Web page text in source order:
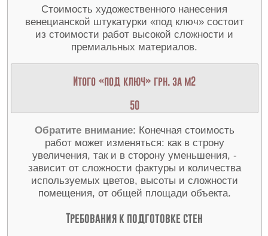
Стоимость художественного нанесения
венецианской штукатурки «под ключ» состоит
из стоимости работ высокой сложности и
премиальных материалов.
Итого «под ключ» грн. за м2
50
Обратите внимание: Конечная стоимость
работ может изменяться: как в строну
увеличения, так и в сторону уменьшения, -
зависит от сложности фактуры и количества
используемых цветов, высоты и сложности
помещения, от общей площади объекта.
Требования к подготовке стен